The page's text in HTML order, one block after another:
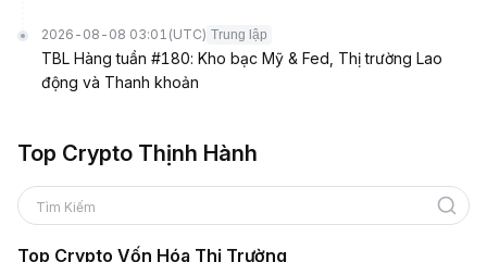
2026-08-08 03:01 (UTC) Trung lập
TBL Hàng tuần #180: Kho bạc Mỹ & Fed, Thị trường Lao
động và Thanh khoản
Top Crypto Thịnh Hành
Tìm Kiếm
Top Crypto Vốn Hóa Thị Trường